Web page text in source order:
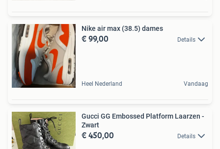
Nike air max (38.5) dames
€ 99,00 Details
Heel Nederland Vandaag
Gucci GG Embossed Platform Laarzen -
Zwart
€ 450,00 Details